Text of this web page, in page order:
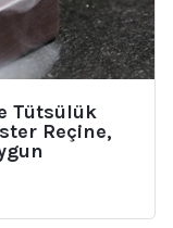
Tütsülük
Reçine,